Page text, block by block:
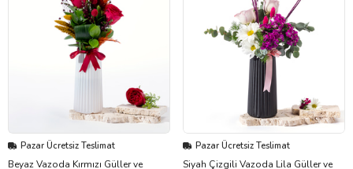
Pazar Ücretsiz Teslimat
Beyaz Vazoda Kırmızı Güller ve
Pazar Ücretsiz Teslimat
Siyah Çizgili Vazoda Lila Güller ve